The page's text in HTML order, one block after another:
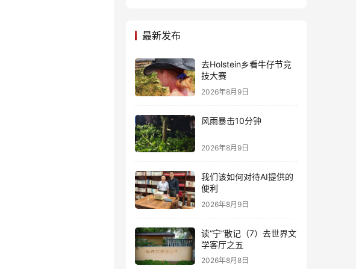
最新发布
去Holstein乡看牛仔节竞
技大赛
2026年8月9日
风雨暴击10分钟
2026年8月9日
我们该如何对待AI提供的
便利
2026年8月9日
读“宁”散记（7）去世界文
学客厅之五
2026年8月8日